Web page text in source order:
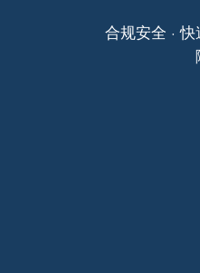
合规安全 ·